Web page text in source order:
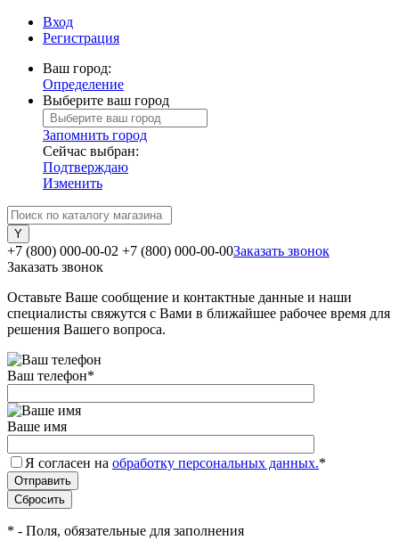
Вход
Регистрация
Ваш город:
Определение
Выберите ваш город
Запомнить город
Сейчас выбран:
Подтверждаю
Изменить
+7 (800) 000-00-02 +7 (800) 000-00-00Заказать звонок
Заказать звонок
Оставьте Ваше сообщение и контактные данные и наши
специалисты свяжутся с Вами в ближайшее рабочее время для
решения Вашего вопроса.
Ваш телефон*
Ваше имя
Я согласен на обработку персональных данных.*
* - Поля, обязательные для заполнения